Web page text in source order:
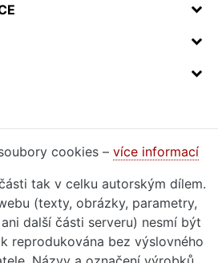
cookies – více informací
tak v celku autorským dílem.
(texty, obrázky, parametry,
další části serveru) nesmí být
reprodukována bez výslovného